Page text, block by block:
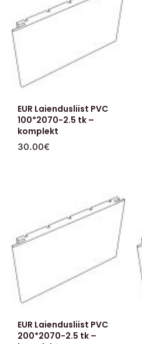
EUR Laiendusliist PVC
100*2070-2.5 tk –
komplekt
30.00€
EUR Laiendusliist PVC
200*2070-2.5 tk –